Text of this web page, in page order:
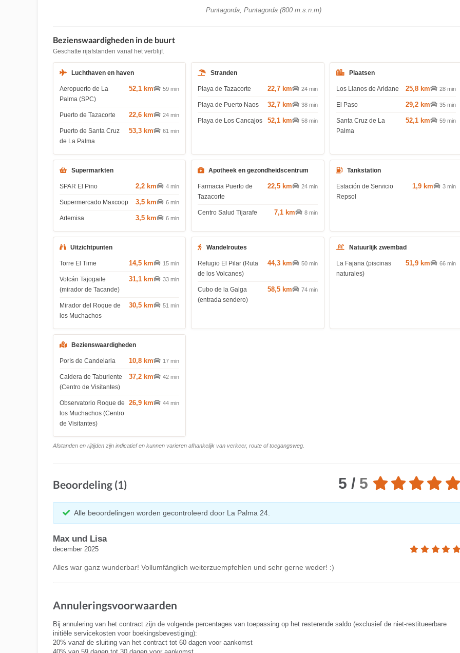
Puntagorda, Puntagorda (800 m.s.n.m)
Bezienswaardigheden in de buurt
Geschatte rijafstanden vanaf het verblijf.
Luchthaven en haven
Aeropuerto de La
Palma (SPC)
52,1 km 59 min
Puerto de Tazacorte 22,6 km 24 min
Puerto de Santa Cruz
de La Palma
53,3 km 61 min
Stranden
Playa de Tazacorte 22,7 km 24 min
Playa de Puerto Naos 32,7 km 38 min
Playa de Los Cancajos 52,1 km 58 min
Plaatsen
Los Llanos de Aridane 25,8 km 28 min
El Paso 29,2 km 35 min
Santa Cruz de La
Palma
52,1 km 59 min
Supermarkten
SPAR El Pino 2,2 km 4 min
Supermercado Maxcoop 3,5 km 6 min
Artemisa 3,5 km 6 min
Apotheek en gezondheidscentrum
Farmacia Puerto de
Tazacorte
22,5 km 24 min
Centro Salud Tijarafe 7,1 km 8 min
Tankstation
Estación de Servicio
Repsol
1,9 km 3 min
Uitzichtpunten
Torre El Time 14,5 km 15 min
Volcán Tajogaite
(mirador de Tacande)
31,1 km 33 min
Mirador del Roque de
los Muchachos
30,5 km 51 min
Wandelroutes
Refugio El Pilar (Ruta
de los Volcanes)
44,3 km 50 min
Cubo de la Galga
(entrada sendero)
58,5 km 74 min
Natuurlijk zwembad
La Fajana (piscinas
naturales)
51,9 km 66 min
Bezienswaardigheden
Porís de Candelaria 10,8 km 17 min
Caldera de Taburiente
(Centro de Visitantes)
37,2 km 42 min
Observatorio Roque de
los Muchachos (Centro
de Visitantes)
26,9 km 44 min
Afstanden en rijtijden zijn indicatief en kunnen varieren afhankelijk van verkeer, route of toegangsweg.
Beoordeling (1) 5 / 5
Alle beoordelingen worden gecontroleerd door La Palma 24.
Max und Lisa
december 2025
Alles war ganz wunderbar! Vollumfänglich weiterzuempfehlen und sehr gerne weder! :)
Annuleringsvoorwaarden
Bij annulering van het contract zijn de volgende percentages van toepassing op het resterende saldo (exclusief de niet-restitueerbare
initiële servicekosten voor boekingsbevestiging):
20% vanaf de sluiting van het contract tot 60 dagen voor aankomst